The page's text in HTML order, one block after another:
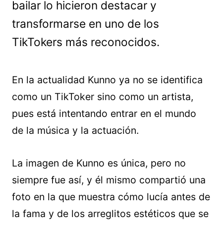
bailar lo hicieron destacar y
transformarse en uno de los
TikTokers más reconocidos.
En la actualidad Kunno ya no se identifica
como un TikToker sino como un artista,
pues está intentando entrar en el mundo
de la música y la actuación.
La imagen de Kunno es única, pero no
siempre fue así, y él mismo compartió una
foto en la que muestra cómo lucía antes de
la fama y de los arreglitos estéticos que se